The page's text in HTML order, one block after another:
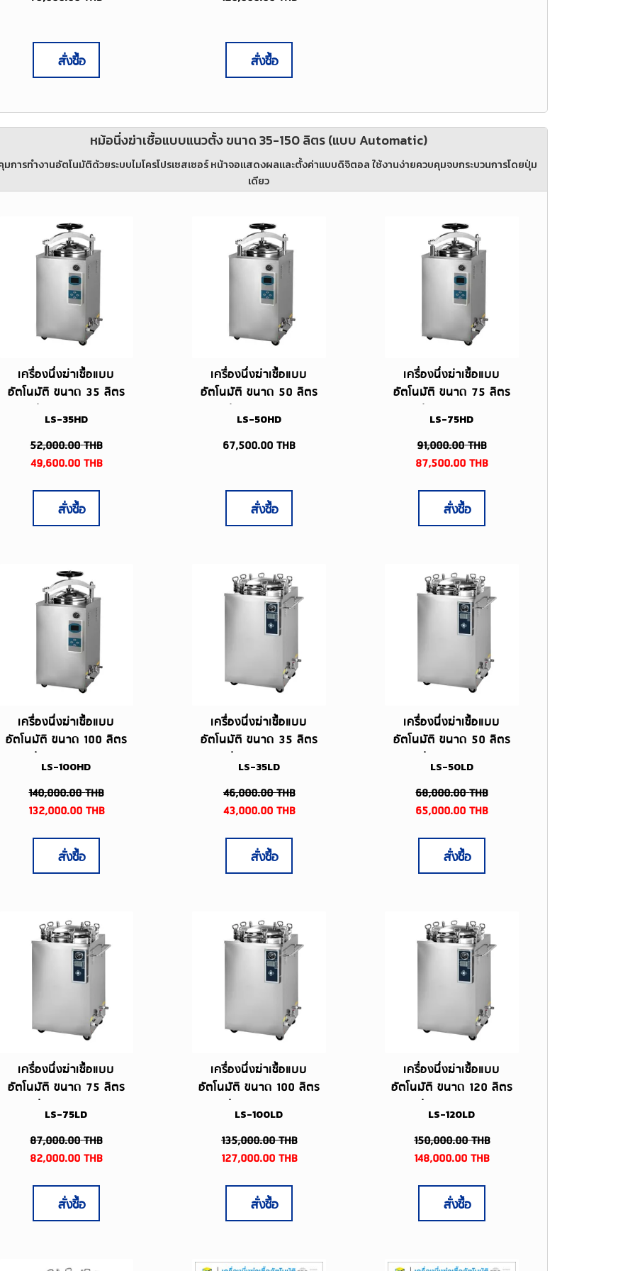
สั่งซื้อ สั่งซื้อ
หม้อนึ่งฆ่าเชื้อแบบแนวตั้ง ขนาด 35-150 ลิตร (แบบ Automatic)
มการทำงานอัตโนมัติด้วยระบบไมโครโปรเซสเซอร์ หน้าจอแสดงผลและตั้งค่าแบบดิจิตอล ใช้งานง่ายควบคุมจบกระบวนการโดยปุ่ม
เดียว
เครื่องนึ่งฆ่าเชื้อแบบ
อัตโนมัติ ขนาด 35 ลิตร
รุ่น LS-35HD
LS-35HD
52,000.00THB
49,600.00THB
สั่งซื้อ
เครื่องนึ่งฆ่าเชื้อแบบ
อัตโนมัติ ขนาด 50 ลิตร
รุ่น LS-50HD
LS-50HD
67,500.00 THB
สั่งซื้อ
เครื่องนึ่งฆ่าเชื้อแบบ
อัตโนมัติ ขนาด 75 ลิตร
รุ่น LS-75HD
LS-75HD
91,000.00THB
87,500.00THB
สั่งซื้อ
เครื่องนึ่งฆ่าเชื้อแบบ
อัตโนมัติ ขนาด 100 ลิตร
รุ่น LS-100HD
LS-100HD
140,000.00THB
132,000.00THB
สั่งซื้อ
เครื่องนึ่งฆ่าเชื้อแบบ
อัตโนมัติ ขนาด 35 ลิตร
รุ่น LS-35LD
LS-35LD
46,000.00THB
43,000.00THB
สั่งซื้อ
เครื่องนึ่งฆ่าเชื้อแบบ
อัตโนมัติ ขนาด 50 ลิตร
รุ่น LS-50LD
LS-50LD
68,000.00THB
65,000.00THB
สั่งซื้อ
เครื่องนึ่งฆ่าเชื้อแบบ
อัตโนมัติ ขนาด 75 ลิตร
รุ่น LS-75LD
LS-75LD
87,000.00THB
82,000.00THB
สั่งซื้อ
เครื่องนึ่งฆ่าเชื้อแบบ
อัตโนมัติ ขนาด 100 ลิตร
รุ่น LS-100LD
LS-100LD
135,000.00THB
127,000.00THB
สั่งซื้อ
เครื่องนึ่งฆ่าเชื้อแบบ
อัตโนมัติ ขนาด 120 ลิตร
รุ่น LS-120LD
LS-120LD
150,000.00THB
148,000.00THB
สั่งซื้อ